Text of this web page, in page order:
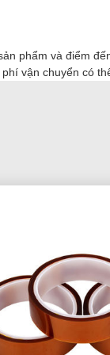
phẩm và điểm
vận chuyển có